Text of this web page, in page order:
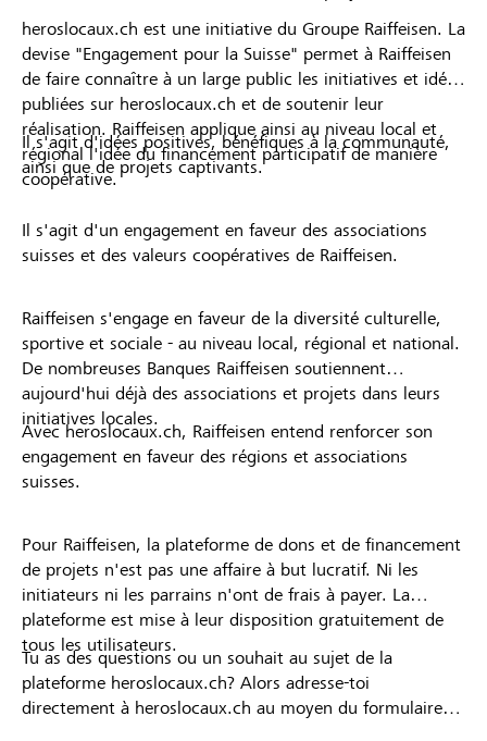
heroslocaux.ch est une initiative du Groupe Raiffeisen. La
devise "Engagement pour la Suisse" permet à Raiffeisen
de faire connaître à un large public les initiatives et idées
publiées sur heroslocaux.ch et de soutenir leur
réalisation. Raiffeisen applique ainsi au niveau local et
régional l'idée du financement participatif de manière
coopérative.
Il s'agit d'idées positives, bénéfiques à la communauté,
ainsi que de projets captivants.
Il s'agit d'un engagement en faveur des associations
suisses et des valeurs coopératives de Raiffeisen.
Raiffeisen s'engage en faveur de la diversité culturelle,
sportive et sociale - au niveau local, régional et national.
De nombreuses Banques Raiffeisen soutiennent
aujourd'hui déjà des associations et projets dans leurs
initiatives locales.
Avec heroslocaux.ch, Raiffeisen entend renforcer son
engagement en faveur des régions et associations
suisses.
Pour Raiffeisen, la plateforme de dons et de financement
de projets n'est pas une affaire à but lucratif. Ni les
initiateurs ni les parrains n'ont de frais à payer. La
plateforme est mise à leur disposition gratuitement de
tous les utilisateurs.
Tu as des questions ou un souhait au sujet de la
plateforme heroslocaux.ch? Alors adresse-toi
directement à heroslocaux.ch au moyen du formulaire